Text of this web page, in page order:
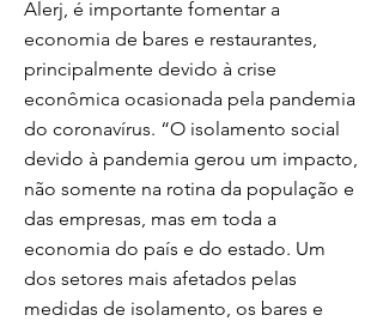
Alerj, é importante fomentar a
economia de bares e restaurantes,
principalmente devido à crise
econômica ocasionada pela pandemia
do coronavírus. “O isolamento social
devido à pandemia gerou um impacto,
não somente na rotina da população e
das empresas, mas em toda a
economia do país e do estado. Um
dos setores mais afetados pelas
medidas de isolamento, os bares e